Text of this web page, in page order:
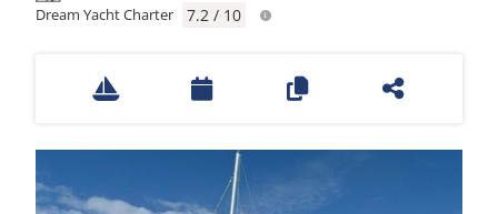
Dream Yacht Charter
7.2 / 10